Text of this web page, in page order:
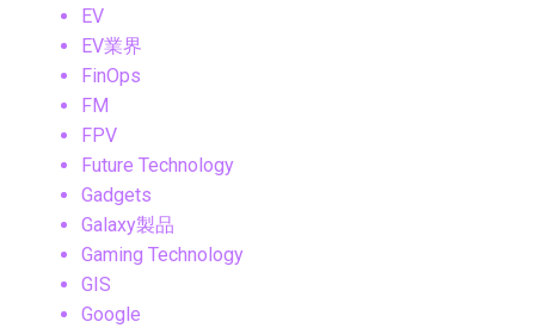
EV
EV業界
FinOps
FM
FPV
Future Technology
Gadgets
Galaxy製品
Gaming Technology
GIS
Google